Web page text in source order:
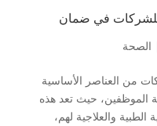
للشركات في ضمان
الصحة
من العناصر الأساسية
الموظفين، حيث تعد هذه
الطبية والعلاجية لهم،